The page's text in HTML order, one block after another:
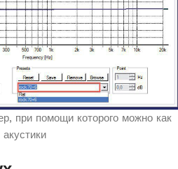
при помощи которого можно как